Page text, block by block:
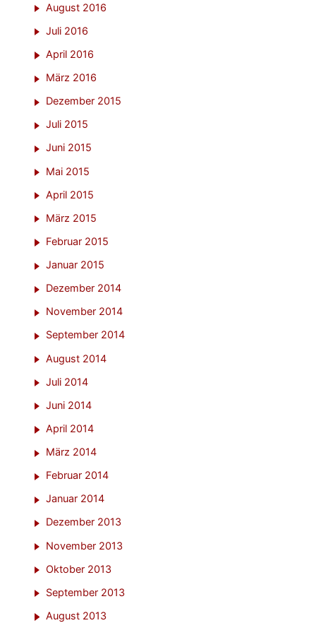
August 2016
Juli 2016
April 2016
März 2016
Dezember 2015
Juli 2015
Juni 2015
Mai 2015
April 2015
März 2015
Februar 2015
Januar 2015
Dezember 2014
November 2014
September 2014
August 2014
Juli 2014
Juni 2014
April 2014
März 2014
Februar 2014
Januar 2014
Dezember 2013
November 2013
Oktober 2013
September 2013
August 2013